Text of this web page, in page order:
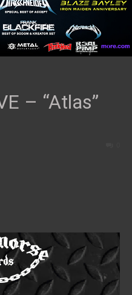
– “Atlas”